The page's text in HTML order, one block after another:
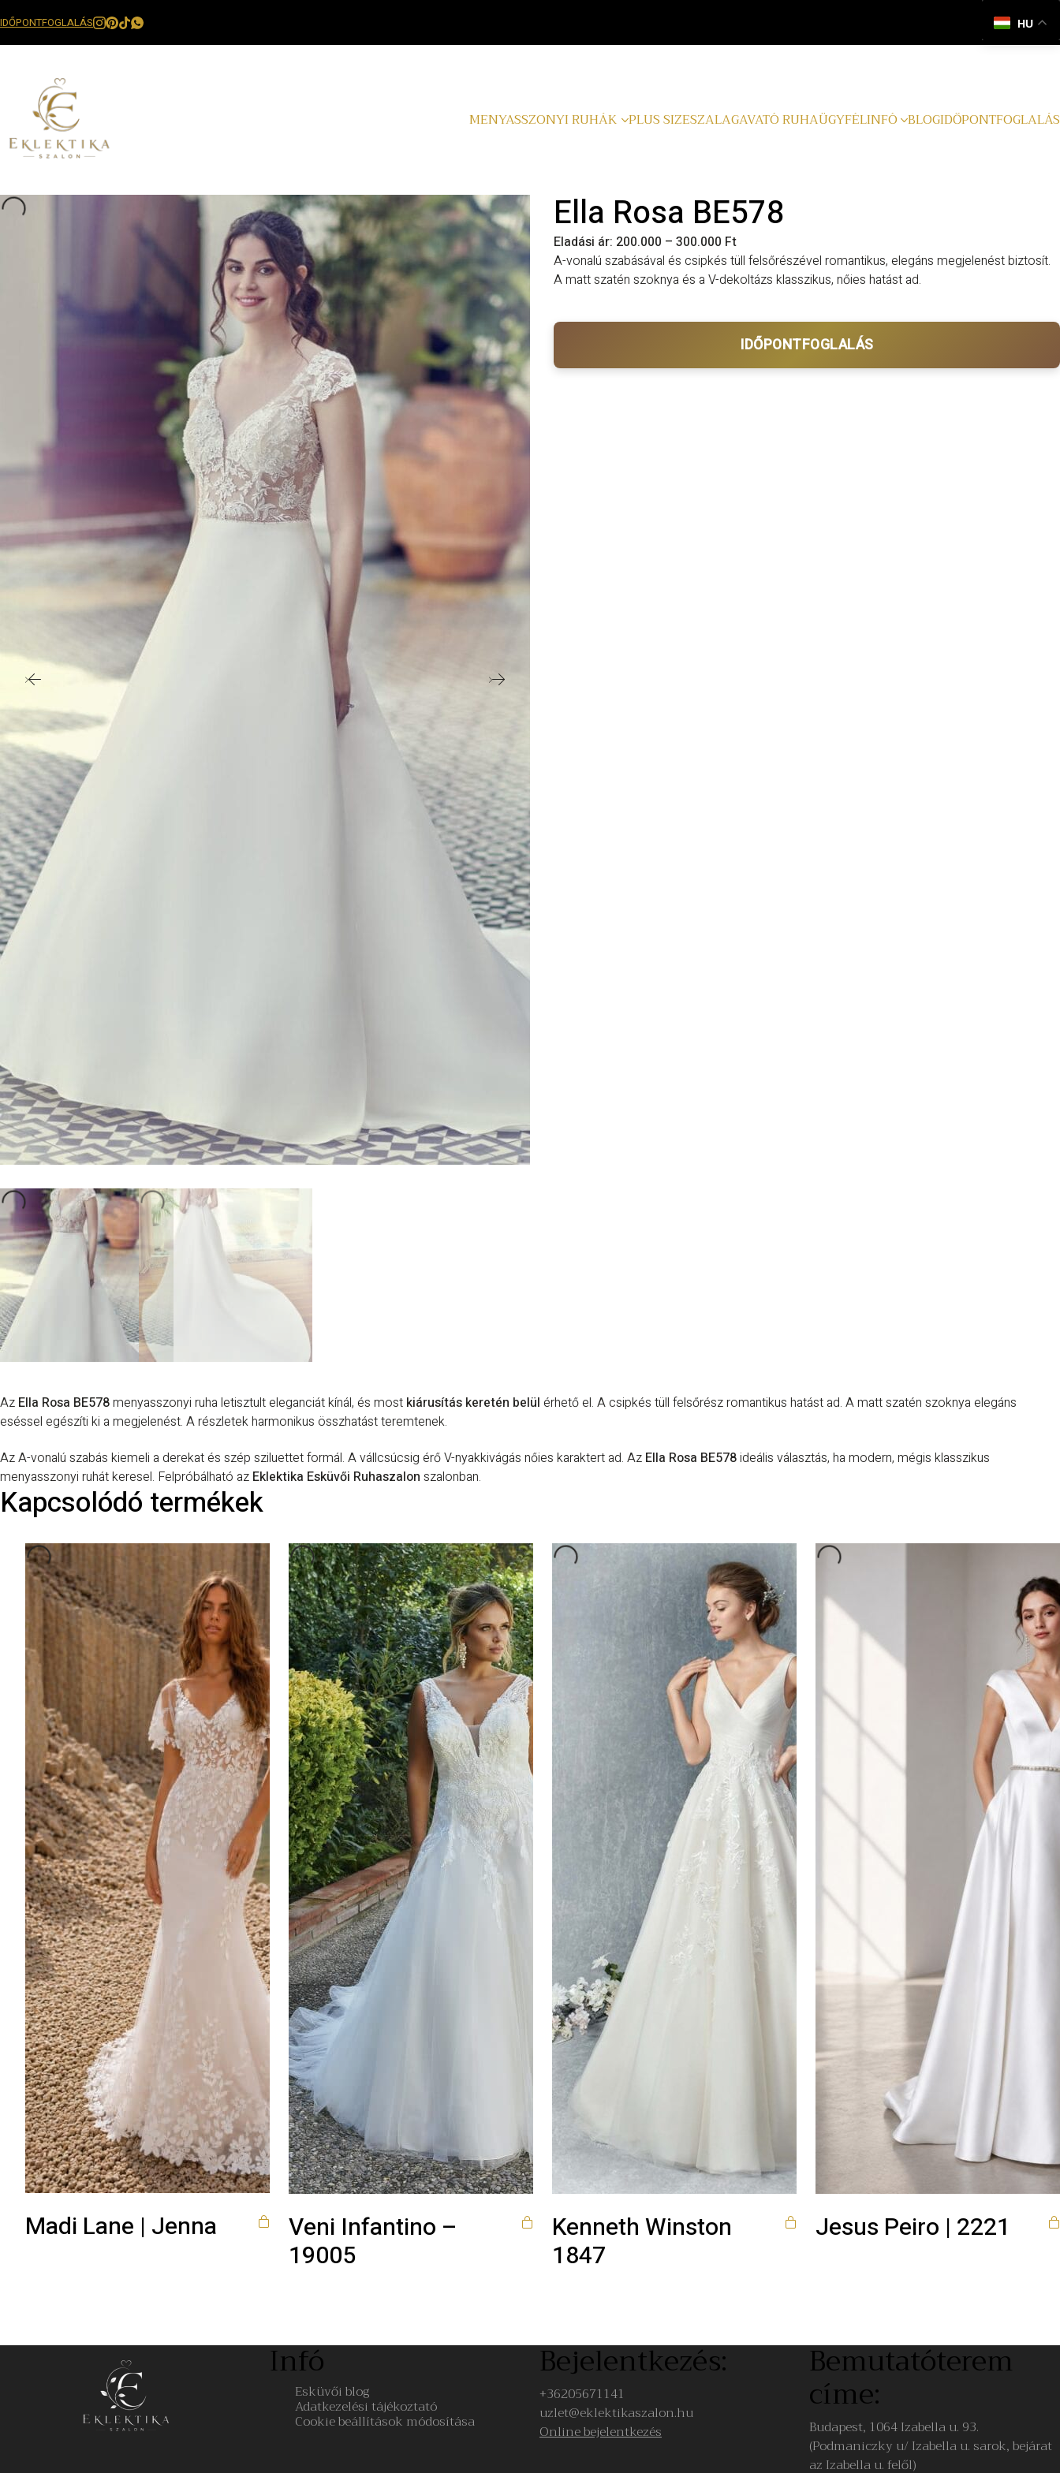
IDŐPONTFOGLALÁS HU
MENYASSZONYI RUHÁK PLUS SIZESZALAGAVATÓ RUHAÜGYFÉLINFÓ BLOGIDŐPONTFOGLALÁS
Ella Rosa BE578
Eladási ár: 200.000 – 300.000 Ft
A-vonalú szabásával és csipkés tüll felsőrészével romantikus, elegáns megjelenést biztosít.
A matt szatén szoknya és a V-dekoltázs klasszikus, nőies hatást ad.
IDŐPONTFOGLALÁS
Az Ella Rosa BE578menyasszonyi ruha letisztult eleganciát kínál, és most kiárusítás keretén belül érhető el. A csipkés tüll felsőrész romantikus hatást ad. A matt szatén szoknya elegáns
eséssel egészíti ki a megjelenést. A részletek harmonikus összhatást teremtenek.
Az A-vonalú szabás kiemeli a derekat és szép sziluettet formál. A vállcsúcsig érő V-nyakkivágás nőies karaktert ad. Az Ella Rosa BE578ideális választás, ha modern, mégis klasszikus
menyasszonyi ruhát keresel. Felpróbálható az Eklektika Esküvői Ruhaszalon szalonban.
Kapcsolódó termékek
Madi Lane | Jenna
Veni Infantino –
19005
Kenneth Winston
1847
Jesus Peiro | 2221
Infó
Esküvői blog
Adatkezelési tájékoztató
Cookie beállítások módosítása
Bejelentkezés:
+36205671141
uzlet@eklektikaszalon.hu
Online bejelentkezés
Bemutatóterem
címe:
Budapest, 1064 Izabella u. 93.
(Podmaniczky u/ Izabella u. sarok, bejárat
az Izabella u. felől)